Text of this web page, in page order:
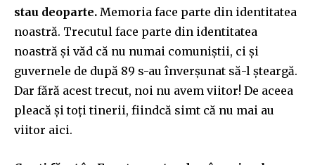
stau deoparte. Memoria face parte din identitatea
noastră. Trecutul face parte din identitatea
noastră și văd că nu numai comuniștii, ci și
guvernele de după 89 s-au înverșunat să-l șteargă.
Dar fără acest trecut, noi nu avem viitor! De aceea
pleacă și toți tinerii, fiindcă simt că nu mai au
viitor aici.